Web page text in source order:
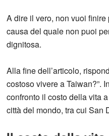
A dire il vero, non vuoi
causa del quale non puoi
dignitosa.
Alla fine dell’articolo,
costoso vivere a Taiwan?”.
confronto il costo della vita
città del mondo, tra cui San